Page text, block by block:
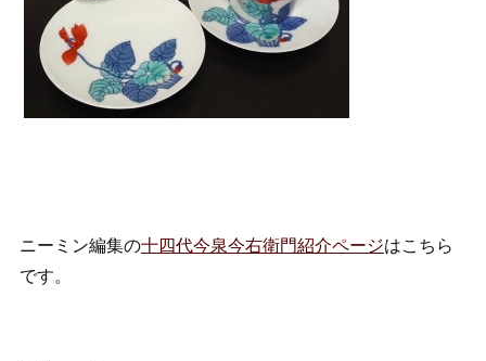
ニーミン編集の十四代今泉今右衛門紹介ページはこちら
です。